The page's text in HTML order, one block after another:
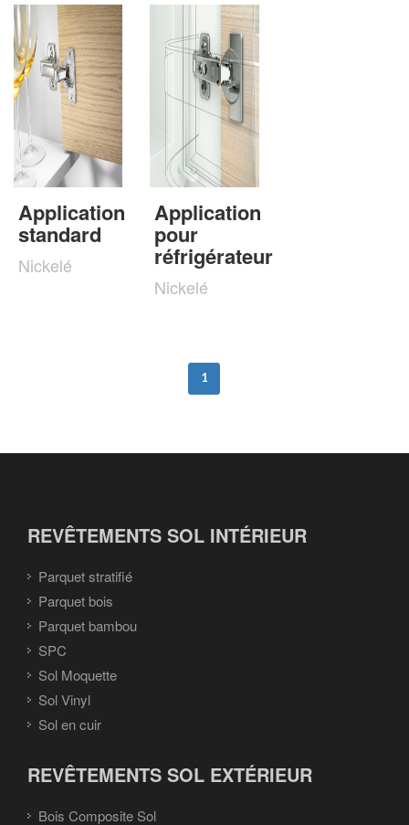
Application
standard
Nickelé
Application
pour
réfrigérateur
Nickelé
1
REVÊTEMENTS SOL INTÉRIEUR
Parquet stratifié
Parquet bois
Parquet bambou
SPC
Sol Moquette
Sol Vinyl
Sol en cuir
REVÊTEMENTS SOL EXTÉRIEUR
Bois Composite Sol